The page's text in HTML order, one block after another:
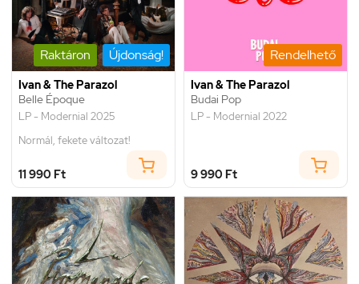
Raktáron Újdonság!
Ivan & The Parazol
Belle Époque
LP - Modernial 2025
Normál, fekete változat!
11 990 Ft
Rendelhető
Ivan & The Parazol
Budai Pop
LP - Modernial 2022
9 990 Ft